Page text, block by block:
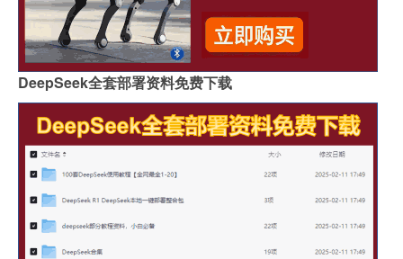
DeepSeek全套部署资料免费下载